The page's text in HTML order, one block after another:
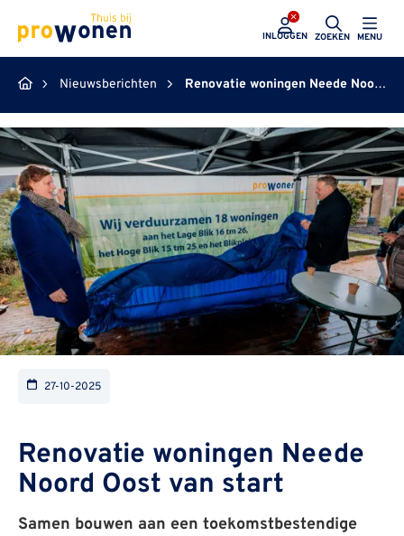
ProWonen
INLOGGEN ZOEKEN MENU
Nieuwsberichten Renovatie woningen Neede Noord Oost van start
27-10-2025
Renovatie woningen Neede
Noord Oost van start
Samen bouwen aan een toekomstbestendige